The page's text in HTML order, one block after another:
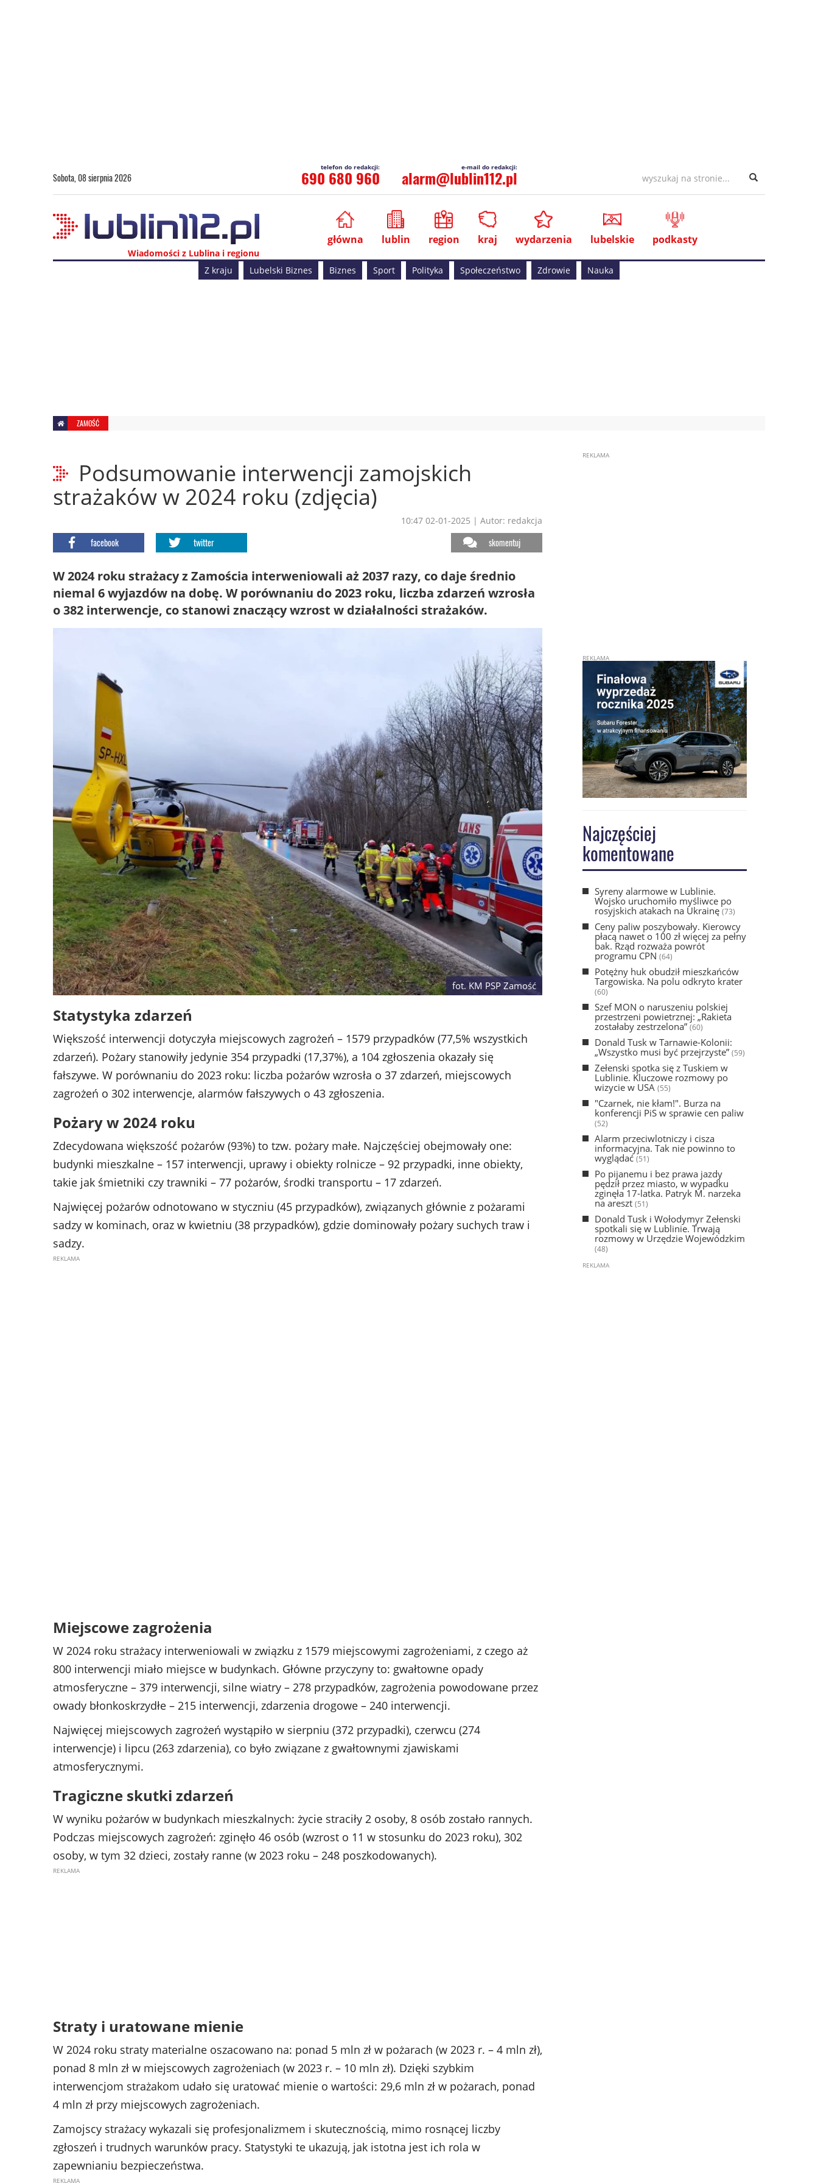
Sobota, 08 sierpnia 2026 690 680 960 alarm@lublin112.pl
Wiadomości z Lublina i regionu
główna lublin region kraj wydarzenia lubelskie podkasty
Z kraju Lubelski Biznes Biznes Sport Polityka Społeczeństwo Zdrowie Nauka
ZAMOŚĆ
Podsumowanie interwencji zamojskich
strażaków w 2024 roku (zdjęcia)
10:47 02-01-2025 | Autor: redakcja
facebook twitter skomentuj
W 2024 roku strażacy z Zamościa interweniowali aż 2037 razy, co daje średnio
niemal 6 wyjazdów na dobę. W porównaniu do 2023 roku, liczba zdarzeń wzrosła
o 382 interwencje, co stanowi znaczący wzrost w działalności strażaków.
fot. KM PSP Zamość
Statystyka zdarzeń
Większość interwencji dotyczyła miejscowych zagrożeń – 1579 przypadków (77,5% wszystkich
zdarzeń). Pożary stanowiły jedynie 354 przypadki (17,37%), a 104 zgłoszenia okazały się
fałszywe. W porównaniu do 2023 roku: liczba pożarów wzrosła o 37 zdarzeń, miejscowych
zagrożeń o 302 interwencje, alarmów fałszywych o 43 zgłoszenia.
Pożary w 2024 roku
Zdecydowana większość pożarów (93%) to tzw. pożary małe. Najczęściej obejmowały one:
budynki mieszkalne – 157 interwencji, uprawy i obiekty rolnicze – 92 przypadki, inne obiekty,
takie jak śmietniki czy trawniki – 77 pożarów, środki transportu – 17 zdarzeń.
Najwięcej pożarów odnotowano w styczniu (45 przypadków), związanych głównie z pożarami
sadzy w kominach, oraz w kwietniu (38 przypadków), gdzie dominowały pożary suchych traw i
sadzy.
Miejscowe zagrożenia
W 2024 roku strażacy interweniowali w związku z 1579 miejscowymi zagrożeniami, z czego aż
800 interwencji miało miejsce w budynkach. Główne przyczyny to: gwałtowne opady
atmosferyczne – 379 interwencji, silne wiatry – 278 przypadków, zagrożenia powodowane przez
owady błonkoskrzydłe – 215 interwencji, zdarzenia drogowe – 240 interwencji.
Najwięcej miejscowych zagrożeń wystąpiło w sierpniu (372 przypadki), czerwcu (274
interwencje) i lipcu (263 zdarzenia), co było związane z gwałtownymi zjawiskami
atmosferycznymi.
Tragiczne skutki zdarzeń
W wyniku pożarów w budynkach mieszkalnych: życie straciły 2 osoby, 8 osób zostało rannych.
Podczas miejscowych zagrożeń: zginęło 46 osób (wzrost o 11 w stosunku do 2023 roku), 302
osoby, w tym 32 dzieci, zostały ranne (w 2023 roku – 248 poszkodowanych).
Straty i uratowane mienie
W 2024 roku straty materialne oszacowano na: ponad 5 mln zł w pożarach (w 2023 r. – 4 mln zł),
ponad 8 mln zł w miejscowych zagrożeniach (w 2023 r. – 10 mln zł). Dzięki szybkim
interwencjom strażakom udało się uratować mienie o wartości: 29,6 mln zł w pożarach, ponad
4 mln zł przy miejscowych zagrożeniach.
Zamojscy strażacy wykazali się profesjonalizmem i skutecznością, mimo rosnącej liczby
zgłoszeń i trudnych warunków pracy. Statystyki te ukazują, jak istotna jest ich rola w
zapewnianiu bezpieczeństwa.
Najczęściej
komentowane
Syreny alarmowe w Lublinie.
Wojsko uruchomiło myśliwce po
rosyjskich atakach na Ukrainę(73)
Ceny paliw poszybowały. Kierowcy
płacą nawet o 100 zł więcej za pełny
bak. Rząd rozważa powrót
programu CPN (64)
Potężny huk obudził mieszkańców
Targowiska. Na polu odkryto krater
(60)
Szef MON o naruszeniu polskiej
przestrzeni powietrznej: „Rakieta
zostałaby zestrzelona” (60)
Donald Tusk w Tarnawie-Kolonii:
„Wszystko musi być przejrzyste” (59)
Zełenski spotka się z Tuskiem w
Lublinie. Kluczowe rozmowy po
wizycie w USA (55)
"Czarnek, nie kłam!". Burza na
konferencji PiS w sprawie cen paliw
(52)
Alarm przeciwlotniczy i cisza
informacyjna. Tak nie powinno to
wyglądać(51)
Po pijanemu i bez prawa jazdy
pędził przez miasto, w wypadku
zginęła 17-latka. Patryk M. narzeka
na areszt (51)
Donald Tusk i Wołodymyr Zełenski
spotkali się w Lublinie. Trwają
rozmowy w Urzędzie Wojewódzkim
(48)